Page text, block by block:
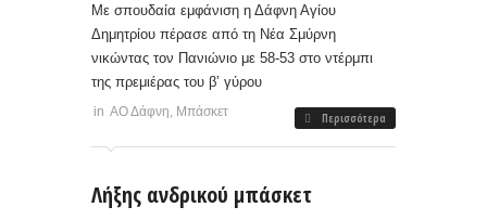
Με σπουδαία εμφάνιση η Δάφνη Αγίου
Δημητρίου πέρασε από τη Νέα Σμύρνη
νικώντας τον Πανιώνιο με 58-53 στο ντέρμπι
της πρεμιέρας του β’ γύρου
in ΑΟ Δάφνη Μπάσκετ Περισσότερα
Λήξης ανδρικού μπάσκετ